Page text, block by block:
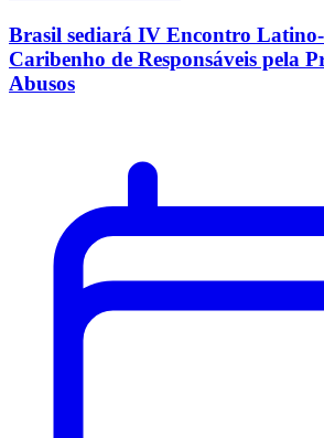
Brasil sediará IV Encontro
Caribenho de Responsáveis pela
Abusos